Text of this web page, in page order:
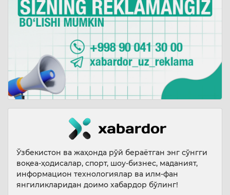
Ўзбекистон ва жаҳонда рўй бераётган энг сўнгги
воқеа-ҳодисалар, спорт, шоу-бизнес, маданият,
информацион технологиялар ва илм-фан
янгиликларидан доимо хабардор бўлинг!